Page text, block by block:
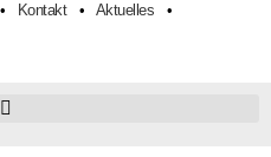
• Kontakt • Aktuelles •